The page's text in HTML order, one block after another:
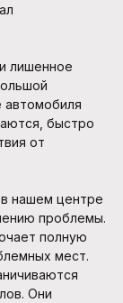
лишенное
автомобиля
быстро
от
в нашем центре
проблемы.
полную
мест.
Они